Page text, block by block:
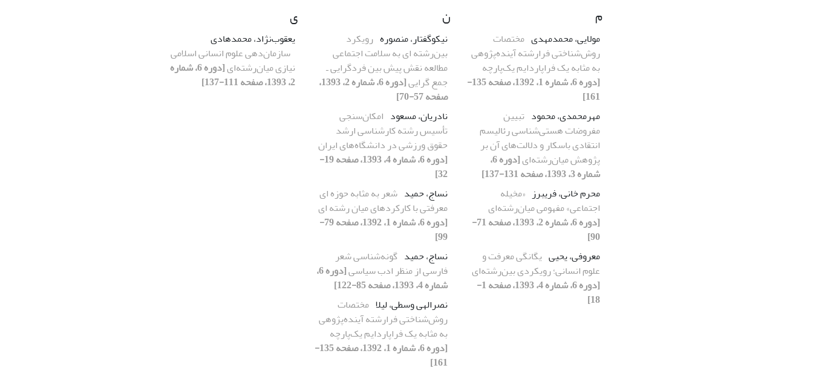
م
مولایی، محمدمهدی مختصات
روش‌شناختی فرارشته آینده‌پژوهی
به مثابه یک فراپاردایم یک‌پارچه
[دوره 6، شماره 1، 1392، صفحه 135-
161]
مهرمحمدی، محمود تبیین
مفروضات هستی‌شناسی رئالیسم
انتقادی باسکار و دلالت‌های آن بر
پژوهش میان‌رشته‌ای
[دوره 6،
شماره 3، 1393، صفحه 131-137]
محرم خانی، فریبرز «مخیله
اجتماعی» مفهومی میان‌رشته‌ای
[دوره 6، شماره 2، 1393، صفحه 71-
90]
معروفی، یحیی یگانگی معرفت و
علوم انسانی؛ رویکردی بین‌رشته‌ای
[دوره 6، شماره 4، 1393، صفحه 1-
18]
ن
نیکوگفتار، منصوره رویکرد
بین‌رشته ­ای به سلامت اجتماعی
مطالعه نقش پیش بین فردگرایی ـ
جمع­ گرایی
[دوره 6، شماره 2، 1393،
صفحه 57-70]
نادریان، مسعود امکان‌سنجی
تأسیس رشته کارشناسی ارشد
حقوق ورزشی در دانشگاه‌های ایران
[دوره 6، شماره 4، 1393، صفحه 19-
32]
نساج، حمید شعر به مثابه حوزه ای
معرفتی با کارکردهای میان رشته ای
[دوره 6، شماره 1، 1392، صفحه 79-
99]
نساج، حمید گونه‌شناسی شعر
فارسی از منظر ادب سیاسی
[دوره 6،
شماره 4، 1393، صفحه 85-122]
نصرالهی وسطی، لیلا مختصات
روش‌شناختی فرارشته آینده‌پژوهی
به مثابه یک فراپاردایم یک‌پارچه
[دوره 6، شماره 1، 1392، صفحه 135-
161]
ی
یعقوب‌نژاد، محمدهادی
سازمان‌دهی علوم انسانی اسلامی
نیازی میان‌رشته‌ای
[دوره 6، شماره
2، 1393، صفحه 111-137]